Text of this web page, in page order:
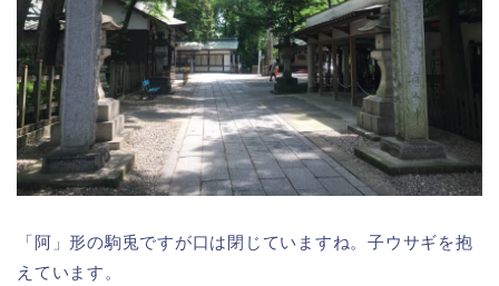
「阿」形の駒兎ですが口は閉じていますね。子ウサギを抱
えています。